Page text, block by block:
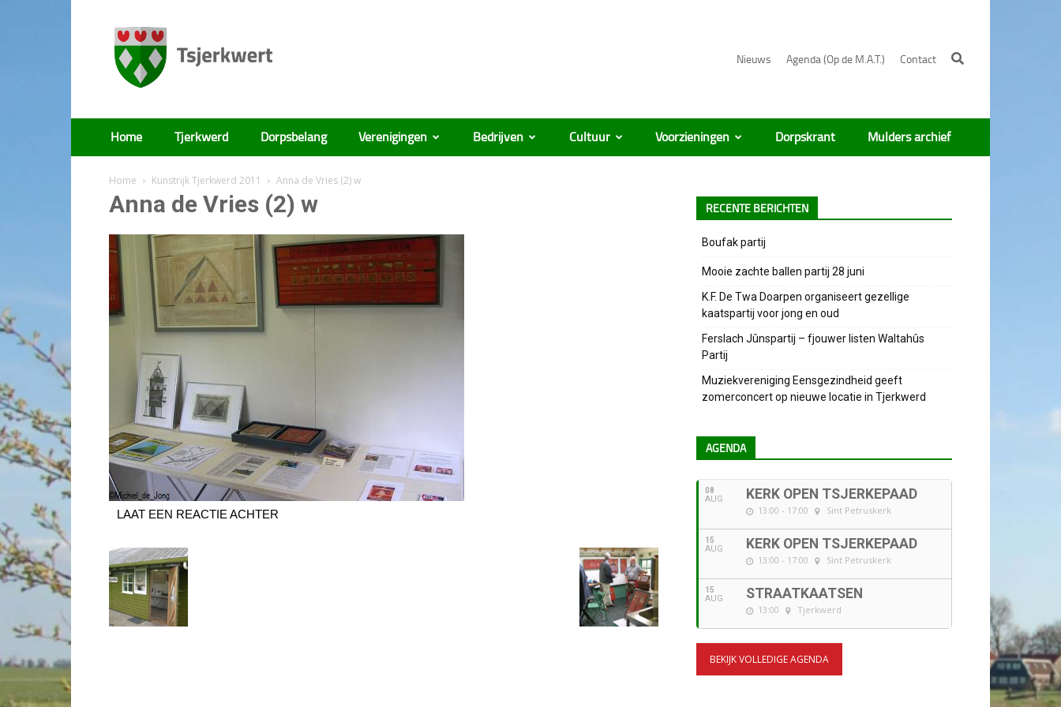
Nieuws Agenda (Op de M.A.T.) Contact
Tsjerkwert
Home Tjerkwerd Dorpsbelang Verenigingen Bedrijven Cultuur Voorzieningen Dorpskrant Mulders archief
Home Kunstrijk Tjerkwerd 2011 Anna de Vries (2) w
Anna de Vries (2) w
LAAT EEN REACTIE ACHTER
RECENTE BERICHTEN
Boufak partij
Mooie zachte ballen partij 28 juni
K.F. De Twa Doarpen organiseert gezellige
kaatspartij voor jong en oud
Ferslach Jûnspartij – fjouwer listen Waltahûs
Partij
Muziekvereniging Eensgezindheid geeft
zomerconcert op nieuwe locatie in Tjerkwerd
AGENDA
08
AUG KERK OPEN TSJERKEPAAD
13:00 - 17:00 Sint Petruskerk
15
AUG KERK OPEN TSJERKEPAAD
13:00 - 17:00 Sint Petruskerk
15
AUG STRAATKAATSEN
13:00 Tjerkwerd
BEKIJK VOLLEDIGE AGENDA